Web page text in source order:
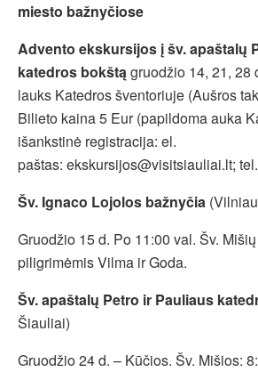
miesto bažnyčiose
Advento ekskursijos į šv. apaštalų
katedros bokštągruodžio 14, 21, 28
lauks Katedros šventoriuje (Aušros
Bilieto kaina 5 Eur (papildoma auka
išankstinė registracija: el.
paštas: ekskursijos@visitsiauliai.lt;
Šv. Ignaco Lojolos bažnyčia
Gruodžio 15 d. Po 11:00 val. Šv.
piligrimėmis Vilma ir Goda.
Šv. apaštalų Petro ir Pauliaus
Šiauliai)
Gruodžio 24 d. – Kūčios. Šv. Mišios: